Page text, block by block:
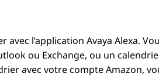
avec l’application Avaya Alexa.
ou Exchange, ou un
avec votre compte Amazon,